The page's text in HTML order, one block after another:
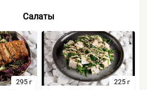
Салаты
295 г
225 г